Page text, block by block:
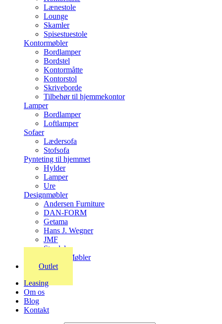
Lænestole
Lounge
Skamler
Spisestuestole
Kontormøbler
Bordlamper
Bordstel
Kontormåtte
Kontorstol
Skriveborde
Tilbehør til hjemmekontor
Lamper
Bordlamper
Loftlamper
Sofaer
Lædersofa
Stofsofa
Pynteting til hjemmet
Hylder
Lamper
Ure
Designmøbler
Andersen Furniture
DAN-FORM
Getama
Hans J. Wegner
JMF
Stordal
Stouby Møbler
Outlet
Leasing
Om os
Blog
Kontakt